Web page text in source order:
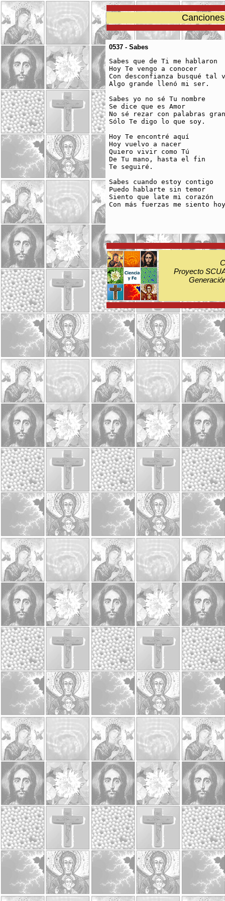
0537 - Sabes
Sabes que de Ti me hablaron
Hoy Te vengo a conocer
Con desconfianza busqué tal
Algo grande llenó mi ser.
Sabes yo no sé Tu nombre
Se dice que es Amor
No sé rezar con palabras
Sólo Te digo lo que soy.
Hoy Te encontré aquí
Hoy vuelvo a nacer
Quiero vivir como Tú
De Tu mano, hasta el fin
Te seguiré.
Sabes cuando estoy contigo
Puedo hablarte sin temor
Siento que late mi corazón
Con más fuerzas me siento
Proyecto